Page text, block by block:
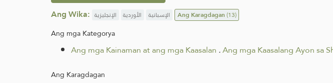
Ang Wika: الإنجليزية الأوردية الإسبانية Ang Karagdagan(13)
Ang mga Kategorya
Ang mga Kainaman at ang mga Kaasalan .Ang mga Kaasalang Ayon sa
Ang Karagdagan